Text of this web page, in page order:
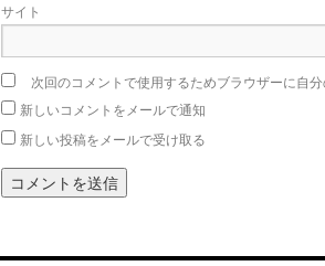
サイト
次回のコメントで使用するためブラウザーに自
新しいコメントをメールで通知
新しい投稿をメールで受け取る